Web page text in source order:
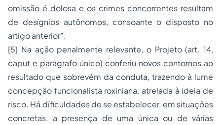
omissão é dolosa e os crimes concorrentes resultam
de desígnios autônomos, consoante o disposto no
artigo anterior”.
[5] Na ação penalmente relevante, o Projeto (art. 14,
caput e parágrafo único) conferiu novos contornos ao
resultado que sobrevém da conduta, trazendo à lume
concepção funcionalista roxiniana, atrelada à ideia de
risco. Há dificuldades de se estabelecer, em situações
concretas, a presença de uma única ou de várias